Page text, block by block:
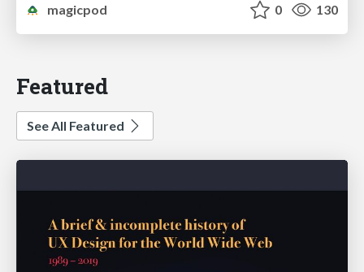
magicpod
0 130
Featured
See All Featured